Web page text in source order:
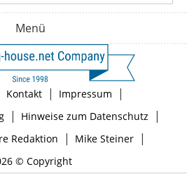
Menü
Kontakt | Impressum |
| Hinweise zum Datenschutz |
Redaktion | Mike Steiner|
© Copyright